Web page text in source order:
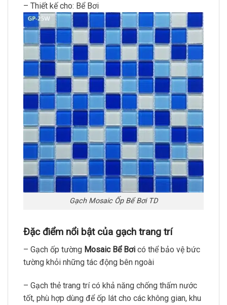
– Thiết kế cho: Bể Bơi
Gạch Mosaic Ốp Bể Bơi TD
Đặc điểm nổi bật của gạch trang trí
– Gạch ốp tường Mosaic Bể Bơi có thể bảo vệ bức
tường khỏi những tác động bên ngoài
– Gạch thẻ trang trí có khả năng chống thấm nước
tốt, phù hợp dùng để ốp lát cho các không gian, khu